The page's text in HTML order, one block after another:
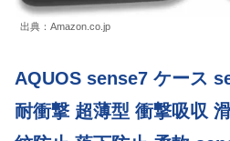
出典：Amazon.co.jp
AQUOS sense7 ケース
耐衝撃 超薄型 衝撃吸収